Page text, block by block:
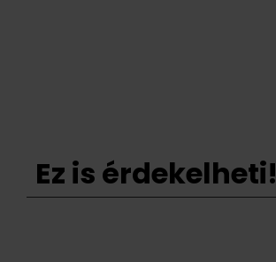
Ez is érdekelheti!